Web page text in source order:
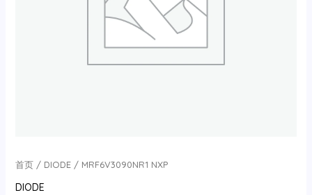
首页/ DIODE/ MRF6V3090NR1 NXP
DIODE